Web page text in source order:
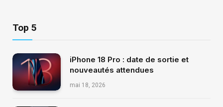
Top 5
iPhone 18 Pro : date de sortie et
nouveautés attendues
mai 18, 2026